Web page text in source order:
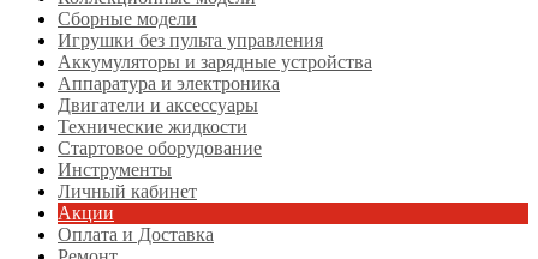
Сборные модели
Игрушки без пульта управления
Аккумуляторы и зарядные устройства
Аппаратура и электроника
Двигатели и аксессуары
Технические жидкости
Стартовое оборудование
Инструменты
Личный кабинет
Акции
Оплата и Доставка